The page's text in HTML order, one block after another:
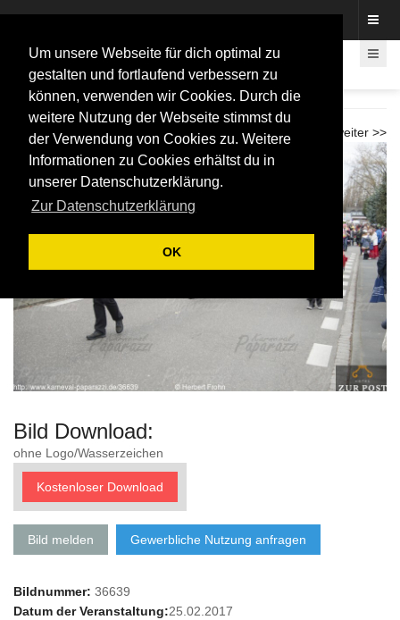
Um unsere Webseite für dich optimal zu
gestalten und fortlaufend verbessern zu
können, verwenden wir Cookies. Durch die
weitere Nutzung der Webseite stimmst du
der Verwendung von Cookies zu. Weitere
Informationen zu Cookies erhältst du in
unserer Datenschutzerklärung.
Zur Datenschutzerklärung
OK
Biwak Lessenich 2017
weiter >>
<< zurück
Bild Download:
ohne Logo/Wasserzeichen
Kostenloser Download
Bild melden Gewerbliche Nutzung anfragen
Bildnummer: 36639
Datum der Veranstaltung:25.02.2017